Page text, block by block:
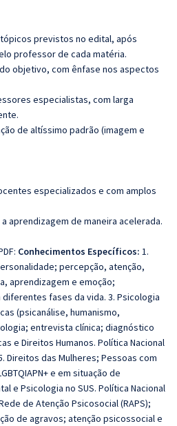
previstos no edital, após
professor de cada matéria.
objetivo, com ênfase nos aspectos
especialistas, com larga
de altíssimo padrão (imagem e
especializados e com amplos
aprendizagem de maneira acelerada.
Conhecimentos Específicos: 1.
percepção, atenção,
aprendizagem e emoção;
fases da vida. 3. Psicologia
(psicanálise, humanismo,
entrevista clínica; diagnóstico
e Direitos Humanos. Política Nacional
Direitos das Mulheres; Pessoas com
e em situação de
e Psicologia no SUS. Política Nacional
de Atenção Psicosocial (RAPS);
de agravos; atenção psicossocial e